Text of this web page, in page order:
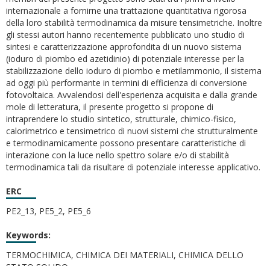
internazionale a fornirne una trattazione quantitativa rigorosa
della loro stabilità termodinamica da misure tensimetriche. Inoltre
gli stessi autori hanno recentemente pubblicato uno studio di
sintesi e caratterizzazione approfondita di un nuovo sistema
(ioduro di piombo ed azetidinio) di potenziale interesse per la
stabilizzazione dello ioduro di piombo e metilammonio, il sistema
ad oggi più performante in termini di efficienza di conversione
fotovoltaica. Avvalendosi dell'esperienza acquisita e dalla grande
mole di letteratura, il presente progetto si propone di
intraprendere lo studio sintetico, strutturale, chimico-fisico,
calorimetrico e tensimetrico di nuovi sistemi che strutturalmente
e termodinamicamente possono presentare caratteristiche di
interazione con la luce nello spettro solare e/o di stabilità
termodinamica tali da risultare di potenziale interesse applicativo.
ERC
PE2_13, PE5_2, PE5_6
Keywords:
TERMOCHIMICA, CHIMICA DEI MATERIALI, CHIMICA DELLO